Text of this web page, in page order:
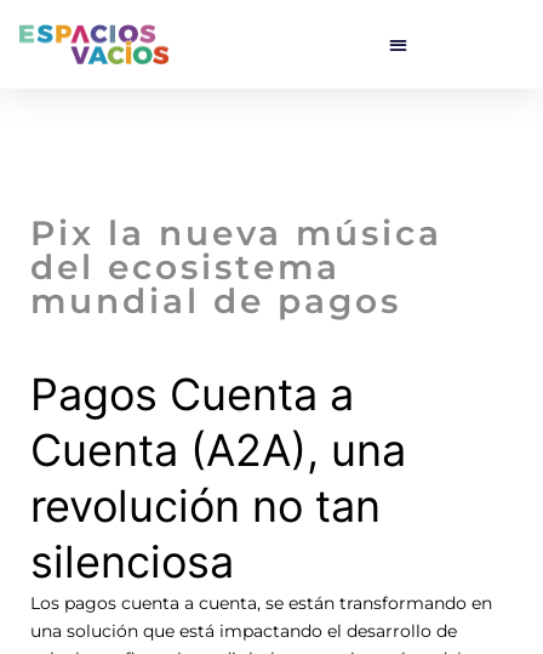
Pix la nueva música
del ecosistema
mundial de pagos
Pagos Cuenta a
Cuenta (A2A), una
revolución no tan
silenciosa
Los pagos cuenta a cuenta, se están transformando en
una solución que está impactando el desarrollo de